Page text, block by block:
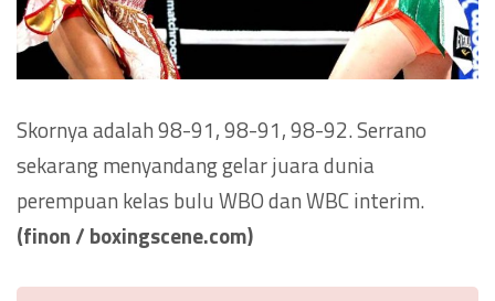
Skornya adalah 98-91, 98-91, 98-92. Serrano
sekarang menyandang gelar juara dunia
perempuan kelas bulu WBO dan WBC interim.
(finon / boxingscene.com)